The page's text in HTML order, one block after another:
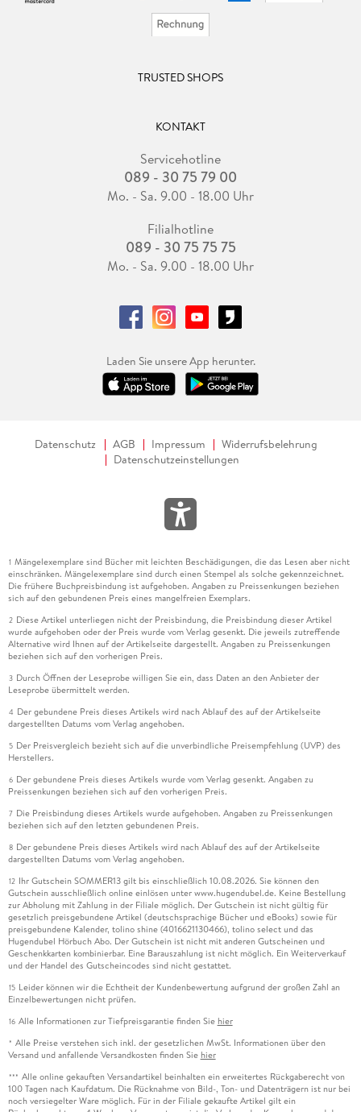
TRUSTED SHOPS
KONTAKT
Servicehotline
089 - 30 75 79 00
Mo. - Sa. 9.00 - 18.00 Uhr
Filialhotline
089 - 30 75 75 75
Mo. - Sa. 9.00 - 18.00 Uhr
Laden Sie unsere App herunter.
Datenschutz AGB Impressum
Widerrufsbelehrung
Datenschutzeinstellungen
1 Mängelexemplare sind Bücher mit leichten Beschädigungen, die das Lesen aber nicht
einschränken. Mängelexemplare sind durch einen Stempel als solche gekennzeichnet.
Die frühere Buchpreisbindung ist aufgehoben. Angaben zu Preissenkungen beziehen
sich auf den gebundenen Preis eines mangelfreien Exemplars.
2 Diese Artikel unterliegen nicht der Preisbindung, die Preisbindung dieser Artikel
wurde aufgehoben oder der Preis wurde vom Verlag gesenkt. Die jeweils zutreffende
Alternative wird Ihnen auf der Artikelseite dargestellt. Angaben zu Preissenkungen
beziehen sich auf den vorherigen Preis.
3 Durch Öffnen der Leseprobe willigen Sie ein, dass Daten an den Anbieter der
Leseprobe übermittelt werden.
4 Der gebundene Preis dieses Artikels wird nach Ablauf des auf der Artikelseite
dargestellten Datums vom Verlag angehoben.
5 Der Preisvergleich bezieht sich auf die unverbindliche Preisempfehlung (UVP) des
Herstellers.
6 Der gebundene Preis dieses Artikels wurde vom Verlag gesenkt. Angaben zu
Preissenkungen beziehen sich auf den vorherigen Preis.
7 Die Preisbindung dieses Artikels wurde aufgehoben. Angaben zu Preissenkungen
beziehen sich auf den letzten gebundenen Preis.
8 Der gebundene Preis dieses Artikels wird nach Ablauf des auf der Artikelseite
dargestellten Datums vom Verlag angehoben.
12 Ihr Gutschein SOMMER13 gilt bis einschließlich 10.08.2026. Sie können den
Gutschein ausschließlich online einlösen unter www.hugendubel.de. Keine Bestellung
zur Abholung mit Zahlung in der Filiale möglich. Der Gutschein ist nicht gültig für
gesetzlich preisgebundene Artikel (deutschsprachige Bücher und eBooks) sowie für
preisgebundene Kalender, tolino shine (4016621130466), tolino select und das
Hugendubel Hörbuch Abo. Der Gutschein ist nicht mit anderen Gutscheinen und
Geschenkkarten kombinierbar. Eine Barauszahlung ist nicht möglich. Ein Weiterverkauf
und der Handel des Gutscheincodes sind nicht gestattet.
15 Leider können wir die Echtheit der Kundenbewertung aufgrund der großen Zahl an
Einzelbewertungen nicht prüfen.
16 Alle Informationen zur Tiefpreisgarantie finden Sie hier
* Alle Preise verstehen sich inkl. der gesetzlichen MwSt. Informationen über den
Versand und anfallende Versandkosten finden Sie hier
*** Alle online gekauften Versandartikel beinhalten ein erweitertes Rückgaberecht von
100 Tagen nach Kaufdatum. Die Rücknahme von Bild-, Ton- und Datenträgern ist nur bei
noch versiegelter Ware möglich. Für in der Filiale gekaufte Artikel gilt ein